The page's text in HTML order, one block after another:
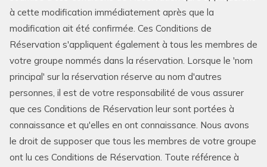
à cette modification immédiatement après que la
modification ait été confirmée. Ces Conditions de
Réservation s'appliquent également à tous les membres de
votre groupe nommés dans la réservation. Lorsque le 'nom
principal' sur la réservation réserve au nom d'autres
personnes, il est de votre responsabilité de vous assurer
que ces Conditions de Réservation leur sont portées à
connaissance et qu'elles en ont connaissance. Nous avons
le droit de supposer que tous les membres de votre groupe
ont lu ces Conditions de Réservation. Toute référence à